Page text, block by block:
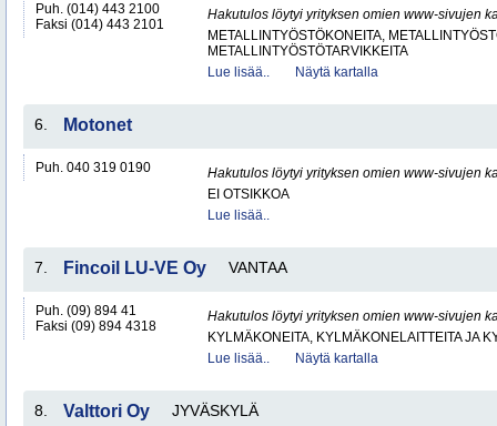
Puh. (014) 443 2100
Faksi (014) 443 2101
Hakutulos löytyi yrityksen omien www-sivujen
METALLINTYÖSTÖKONEITA,
METALLINTYÖSTÖTARVIKKEITA
Lue lisää..
Näytä kartalla
6. Motonet
Puh. 040 319 0190
Hakutulos löytyi yrityksen omien www-sivujen
EI OTSIKKOA
Lue lisää..
7. Fincoil LU-VE Oy VANTAA
Puh. (09) 894 41
Faksi (09) 894 4318
Hakutulos löytyi yrityksen omien www-sivujen
KYLMÄKONEITA, KYLMÄKONELAITTEITA JA
Lue lisää..
Näytä kartalla
8. Valttori Oy JYVÄSKYLÄ